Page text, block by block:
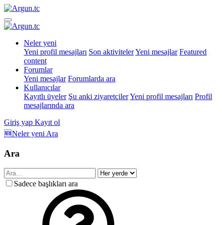
Neler yeni
Yeni profil mesajları Son aktivitelerYeni mesajlar Featured
content
Forumlar
Yeni mesajlar Forumlarda ara
Kullanıcılar
Kayıtlı üyeler Şu anki ziyaretçilerYeni profil mesajları Profil
mesajlarında ara
Giriş yap Kayıt ol
🆕Neler yeni Ara
Ara
Sadece başlıkları ara